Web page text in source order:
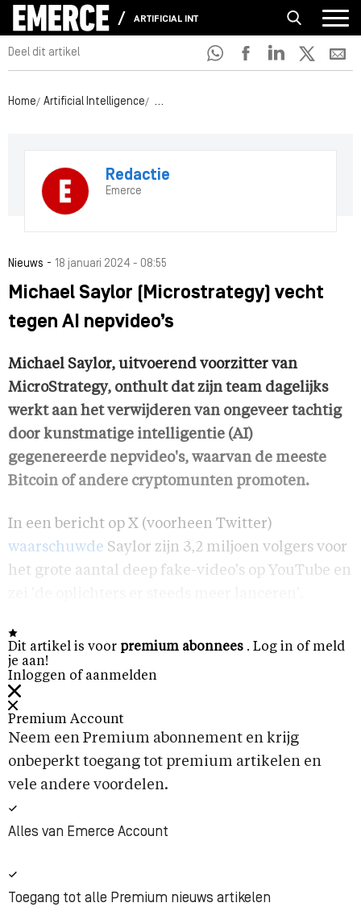
ARTIFICIAL INTELLIGENCE
Deel dit artikel
Home Artificial Intelligence Michael Saylor (Microstrategy) vecht
Redactie
Emerce
Nieuws - 18 januari 2024 - 08:55
Michael Saylor (Microstrategy) vecht
tegen AI nepvideo’s
Michael Saylor, uitvoerend voorzitter van
MicroStrategy, onthult dat zijn team dagelijks
werkt aan het verwijderen van ongeveer tachtig
door kunstmatige intelligentie (AI)
gegenereerde nepvideo's, waarvan de meeste
Bitcoin of andere cryptomunten promoten.
In een bericht op X (voorheen Twitter)
waarschuwde Saylor zijn 3,2 miljoen volgers voor
het grote aantal deep fake-video's op YouTube en
Dit artikel is voor premium abonnees . Log in of meld
je aan!
Inloggen of aanmelden
Premium Account
Neem een Premium abonnement en krijg
onbeperkt toegang tot premium artikelen en
vele andere voordelen.
Alles van Emerce Account
Toegang tot alle Premium nieuws artikelen